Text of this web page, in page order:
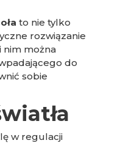
to nie tylko
rozwiązanie
nim można
do
sobie
w regulacji